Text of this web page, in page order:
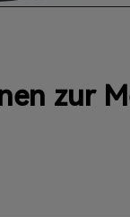
zur